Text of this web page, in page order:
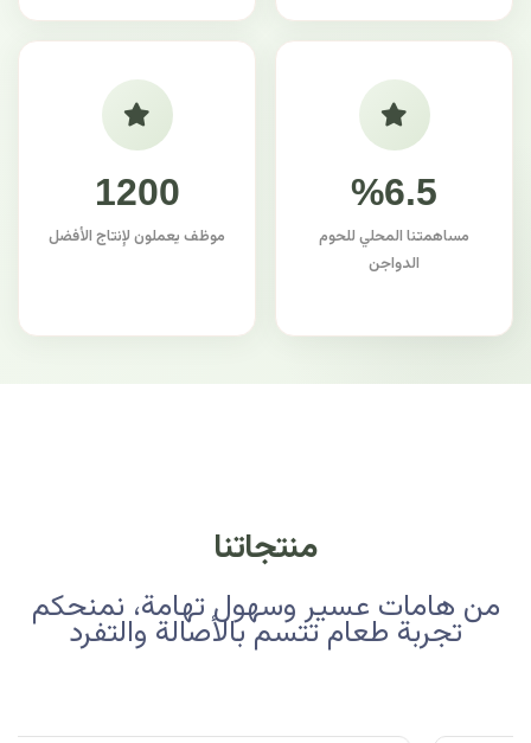
%6.5
مساهمتنا المحلي للحوم
الدواجن
1200
موظف يعملون لإنتاج الأفضل
منتجاتنا
من هامات عسير وسهول تهامة، نمنحكم
تجربة طعام تتسم بالأصالة والتفرد